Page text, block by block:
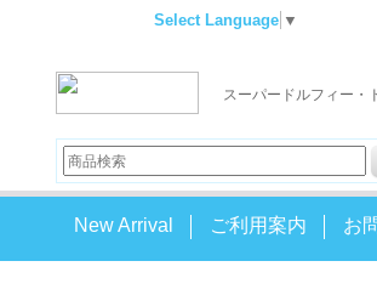
Select Language ▼
スーパードルフィー・
New Arrival ご利用案内 お